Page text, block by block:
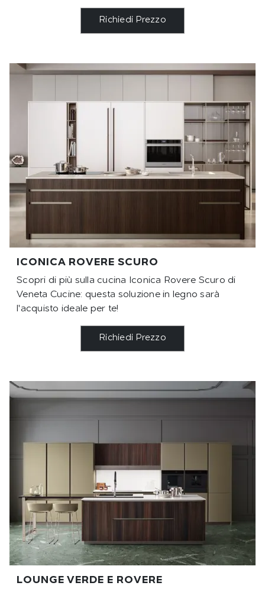
Richiedi Prezzo
ICONICA ROVERE SCURO
Scopri di più sulla cucina Iconica Rovere Scuro di
Veneta Cucine: questa soluzione in legno sarà
l'acquisto ideale per te!
Richiedi Prezzo
LOUNGE VERDE E ROVERE